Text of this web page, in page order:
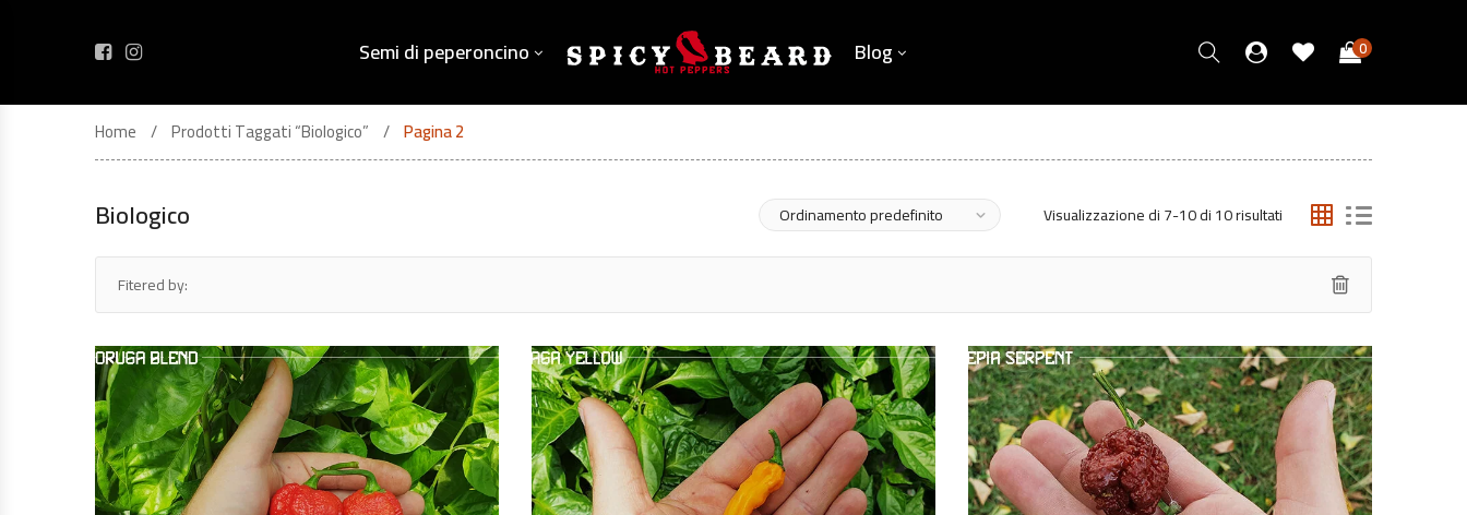
Semi di peperoncino Blog 0
Home Prodotti Taggati “biologico” Pagina 2
Biologico Visualizzazione di 7-10 di 10 risultati
Fitered by: